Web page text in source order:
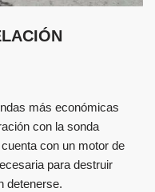
más económicas
con la sonda
con un motor de
para destruir
detenerse.